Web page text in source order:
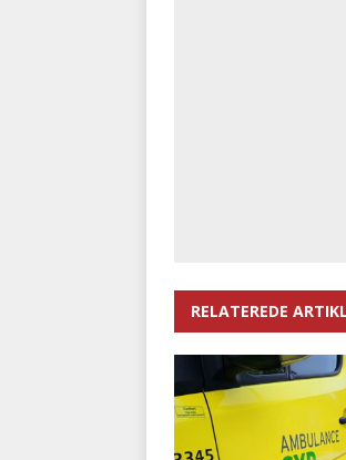
RELATEREDE